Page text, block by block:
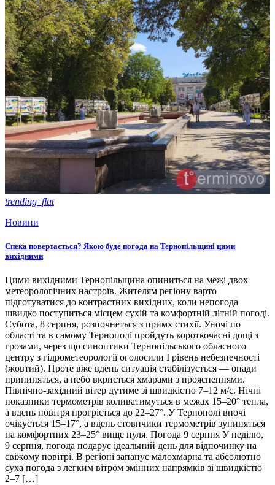
trending_flat
Новини
Спека повертається? Якою буде погода на Тернопільщині цими
вихідними
Цими вихідними Тернопільщина опиниться на межі двох
метеорологічних настроїв. Жителям регіону варто
підготуватися до контрастних вихідних, коли непогода
швидко поступиться місцем сухій та комфортній літній погоді.
Субота, 8 серпня, розпочнеться з примх стихії. Уночі по
області та в самому Тернополі пройдуть короткочасні дощі з
грозами, через що синоптики Тернопільського обласного
центру з гідрометеорології оголосили І рівень небезпечності
(жовтий). Проте вже вдень ситуація стабілізується — опади
припиняться, а небо вкриється хмарами з проясненнями.
Північно-західний вітер дутиме зі швидкістю 7–12 м/с. Нічні
показники термометрів коливатимуться в межах 15–20° тепла,
а вдень повітря прогріється до 22–27°. У Тернополі вночі
очікується 15–17°, а вдень стовпчики термометрів зупиняться
на комфортних 23–25° вище нуля. Погода 9 серпня У неділю,
9 серпня, погода подарує ідеальний день для відпочинку на
свіжому повітрі. В регіоні запанує малохмарна та абсолютно
суха погода з легким вітром змінних напрямків зі швидкістю
2–7 […]